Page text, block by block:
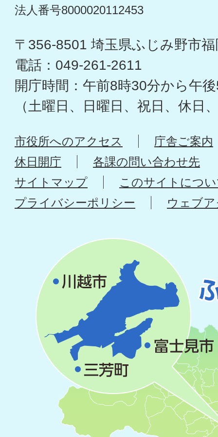
法人番号8000020112453
〒356-8501 埼玉県ふじみ野市
電話：049-261-2611
開庁時間：午前8時30分から午
（土曜日、日曜日、祝日、休日
市役所へのアクセス
庁舎ご案内
休日開庁
各課の問い合わせ先
サイトマップ
このサイトにつ
プライバシーポリシー
ウェブ